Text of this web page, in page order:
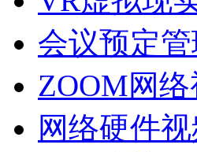
会议预定
ZOOM网
网络硬件